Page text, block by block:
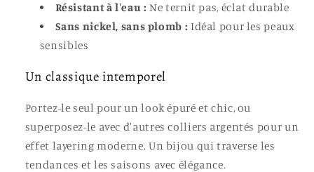
Résistant à l'eau : Ne ternit pas, éclat durable
Sans nickel, sans plomb : Idéal pour les peaux
sensibles
Un classique intemporel
Portez-le seul pour un look épuré et chic, ou
superposez-le avec d'autres colliers argentés pour un
effet layering moderne. Un bijou qui traverse les
tendances et les saisons avec élégance.